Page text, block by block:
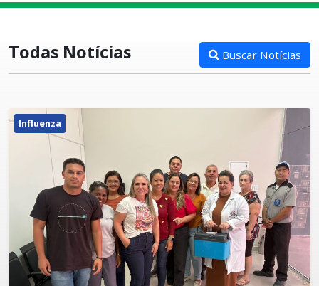
Todas Notícias Buscar Notícias
Influenza